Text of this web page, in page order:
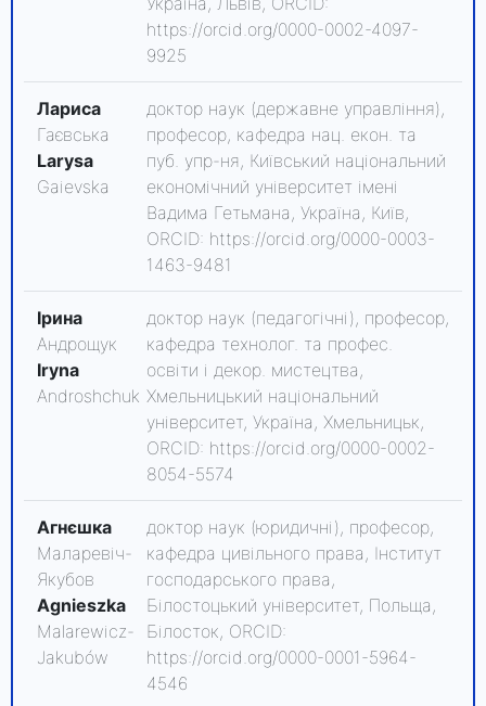
https://orcid.org/0000-0002-4097-
9925
Лариса
Гаєвська
Larysa
Gaievska
доктор наук (державне управління),
професор, кафедра нац. екон. та
пуб. упр-ня, Київський національний
економічний університет імені
Вадима Гетьмана, Україна, Київ,
ORCID: https://orcid.org/0000-0003-
1463-9481
Ірина
Андрощук
Iryna
Androshchuk
доктор наук (педагогічні), професор,
кафедра технолог. та профес.
освіти і декор. мистецтва,
Хмельницький національний
університет, Україна, Хмельницьк,
ORCID: https://orcid.org/0000-0002-
8054-5574
Агнєшка
Маларевіч-
Якубов
Agnieszka
Malarewicz-
Jakubów
доктор наук (юридичні), професор,
кафедра цивільного права, Інститут
господарського права,
Білостоцький університет, Польща,
Білосток, ORCID:
https://orcid.org/0000-0001-5964-
4546